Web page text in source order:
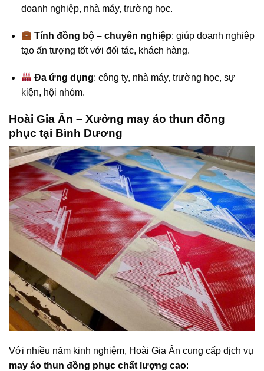
doanh nghiệp, nhà máy, trường học.
Tính đồng bộ – chuyên nghiệp: giúp doanh nghiệp
tạo ấn tượng tốt với đối tác, khách hàng.
Đa ứng dụng: công ty, nhà máy, trường học, sự
kiện, hội nhóm.
Hoài Gia Ân – Xưởng may áo thun đồng
phục tại Bình Dương
Với nhiều năm kinh nghiệm, Hoài Gia Ân cung cấp dịch vụ
may áo thun đồng phục chất lượng cao: